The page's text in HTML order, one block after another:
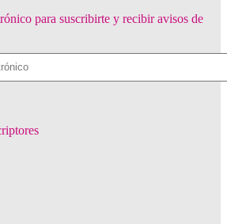
para suscribirte y recibir avisos de